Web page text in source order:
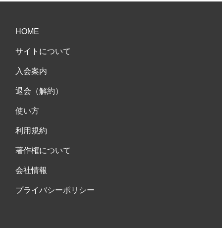
HOME
サイトについて
入会案内
退会（解約）
使い方
利用規約
著作権について
会社情報
プライバシーポリシー